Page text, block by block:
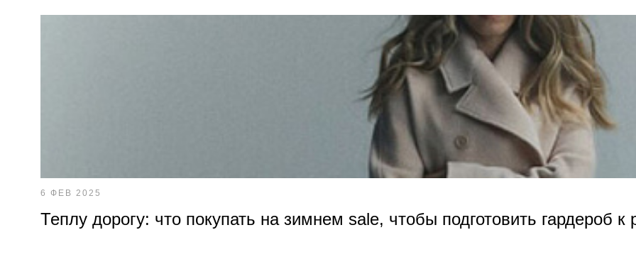
6 ФЕВ 2025
Теплу дорогу: что покупать на зимнем sale, чтобы подготовить гардероб к